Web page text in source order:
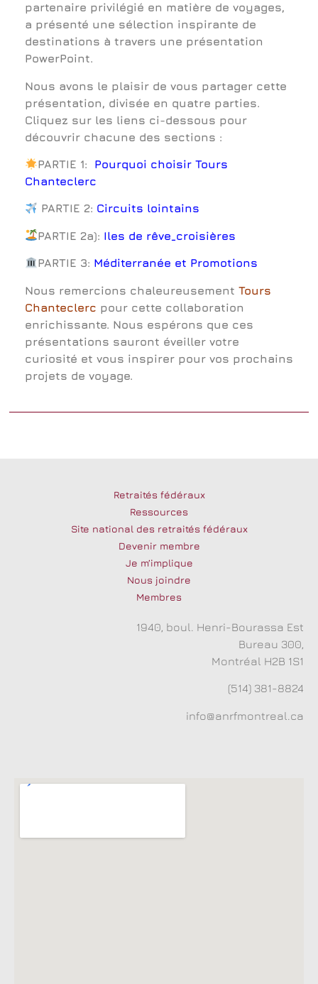
partenaire privilégié en matière de voyages,
a présenté une sélection inspirante de
destinations à travers une présentation
PowerPoint.
Nous avons le plaisir de vous partager cette
présentation, divisée en quatre parties.
Cliquez sur les liens ci-dessous pour
découvrir chacune des sections :
PARTIE 1: Pourquoi choisir Tours
Chanteclerc
PARTIE 2: Circuits lointains
PARTIE 2a): Iles de rêve_croisières
PARTIE 3: Méditerranée et Promotions
Nous remercions chaleureusement Tours
Chanteclerc pour cette collaboration
enrichissante. Nous espérons que ces
présentations sauront éveiller votre
curiosité et vous inspirer pour vos prochains
projets de voyage.
Retraités fédéraux
Ressources
Site national des retraités fédéraux
Devenir membre
Je m’implique
Nous joindre
Membres
1940, boul. Henri-Bourassa Est
Bureau 300,
Montréal H2B 1S1
(514) 381-8824
info@anrfmontreal.ca